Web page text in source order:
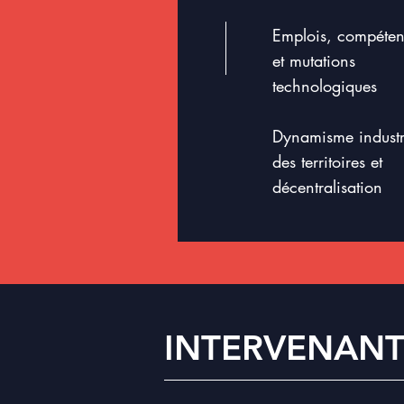
Emplois,
et mutations
technologiques
Dynamisme
des territoires et
décentralisation